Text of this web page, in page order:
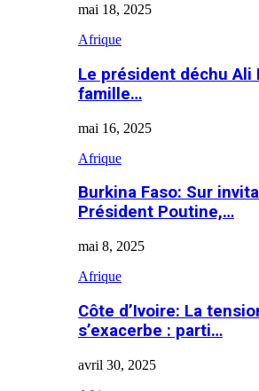
mai 18, 2025
Afrique
Le président déchu Ali
famille…
mai 16, 2025
Afrique
Burkina Faso: Sur
Président Poutine,…
mai 8, 2025
Afrique
Côte d’Ivoire: La
s’exacerbe : parti…
avril 30, 2025